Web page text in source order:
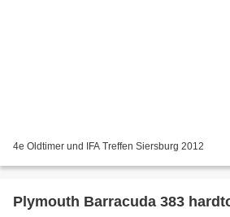
4e Oldtimer und IFA Treffen Siersburg 2012
Plymouth Barracuda 383